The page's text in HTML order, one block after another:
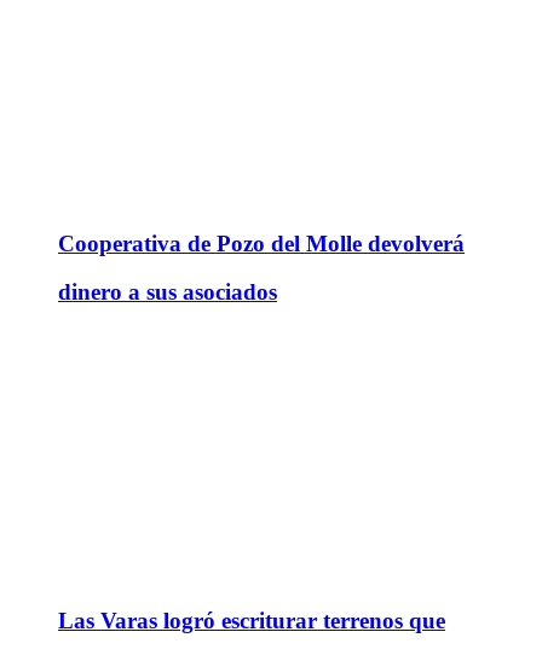
Cooperativa de Pozo del Molle devolverá
dinero a sus asociados
Las Varas logró escriturar terrenos que